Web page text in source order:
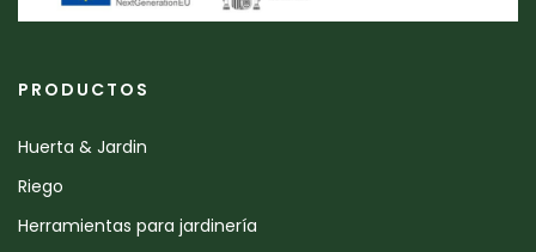
PRODUCTOS
Huerta & Jardin
Riego
Herramientas para jardinería